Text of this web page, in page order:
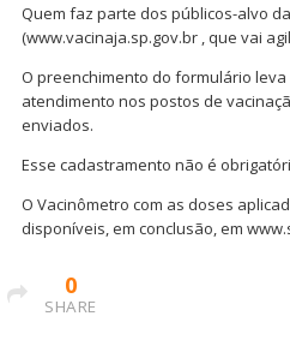
Quem faz parte dos públicos-alvo
(www.vacinaja.sp.gov.br , que vai
O preenchimento do formulário
atendimento nos postos de
enviados.
Esse cadastramento não é
O Vacinômetro com as doses
disponíveis, em conclusão, em
0
SHARE